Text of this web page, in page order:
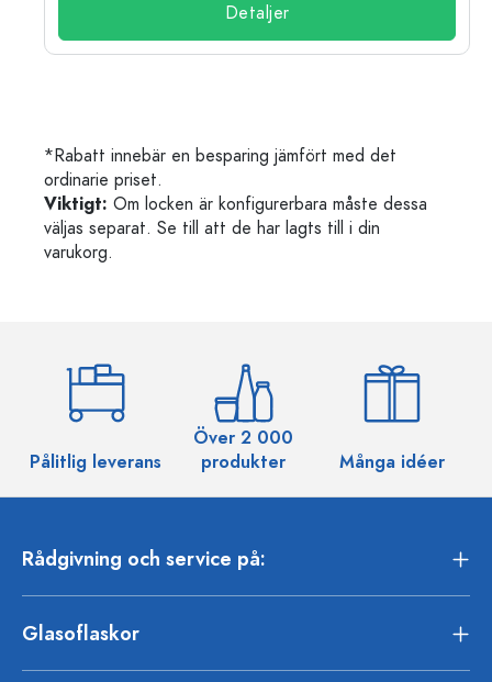
Detaljer
*Rabatt innebär en besparing jämfört med det
ordinarie priset.
Viktigt: Om locken är konfigurerbara måste dessa
väljas separat. Se till att de har lagts till i din
varukorg.
Pålitlig leverans
Över 2 000
produkter
Många idéer
Rådgivning och service på:
Glasoflaskor